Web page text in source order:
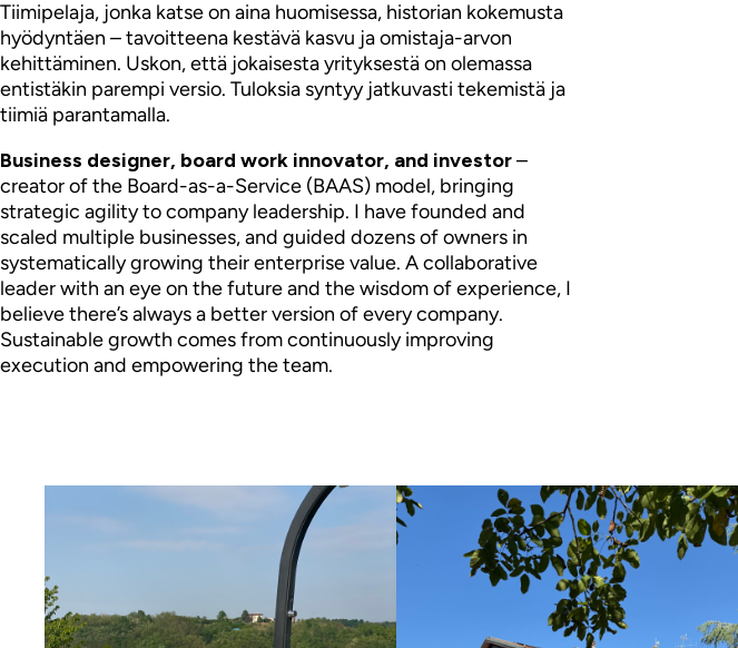
Tiimipelaja, jonka katse on aina huomisessa, historian kokemusta
hyödyntäen – tavoitteena kestävä kasvu ja omistaja-arvon
kehittäminen. Uskon, että jokaisesta yrityksestä on olemassa
entistäkin parempi versio. Tuloksia syntyy jatkuvasti tekemistä ja
tiimiä parantamalla.
Business designer, board work innovator, and investor–
creator of the Board-as-a-Service (BAAS) model, bringing
strategic agility to company leadership. I have founded and
scaled multiple businesses, and guided dozens of owners in
systematically growing their enterprise value. A collaborative
leader with an eye on the future and the wisdom of experience, I
believe there’s always a better version of every company.
Sustainable growth comes from continuously improving
execution and empowering the team.